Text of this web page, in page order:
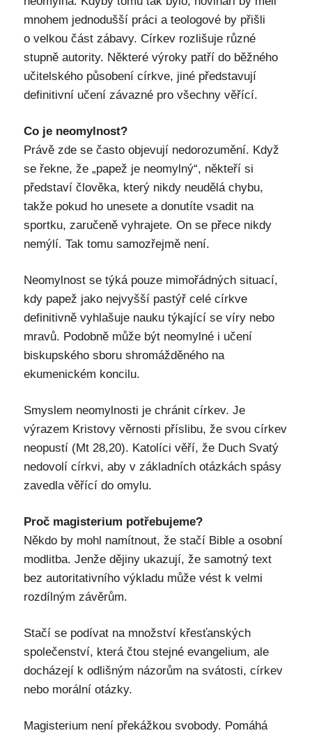
mnohem jednodušší práci a teologové by přišli
o velkou část zábavy. Církev rozlišuje různé
stupně autority. Některé výroky patří do běžného
učitelského působení církve, jiné představují
definitivní učení závazné pro všechny věřící.
Co je neomylnost?
Právě zde se často objevují nedorozumění. Když
se řekne, že „papež je neomylný“, někteří si
představí člověka, který nikdy neudělá chybu,
takže pokud ho unesete a donutíte vsadit na
sportku, zaručeně vyhrajete. On se přece nikdy
nemýlí. Tak tomu samozřejmě není.
Neomylnost se týká pouze mimořádných situací,
kdy papež jako nejvyšší pastýř celé církve
definitivně vyhlašuje nauku týkající se víry nebo
mravů. Podobně může být neomylné i učení
biskupského sboru shromážděného na
ekumenickém koncilu.
Smyslem neomylnosti je chránit církev. Je
výrazem Kristovy věrnosti příslibu, že svou církev
neopustí (Mt 28,20). Katolíci věří, že Duch Svatý
nedovolí církvi, aby v základních otázkách spásy
zavedla věřící do omylu.
Proč magisterium potřebujeme?
Někdo by mohl namítnout, že stačí Bible a osobní
modlitba. Jenže dějiny ukazují, že samotný text
bez autoritativního výkladu může vést k velmi
rozdílným závěrům.
Stačí se podívat na množství křesťanských
společenství, která čtou stejné evangelium, ale
docházejí k odlišným názorům na svátosti, církev
nebo morální otázky.
Magisterium není překážkou svobody. Pomáhá